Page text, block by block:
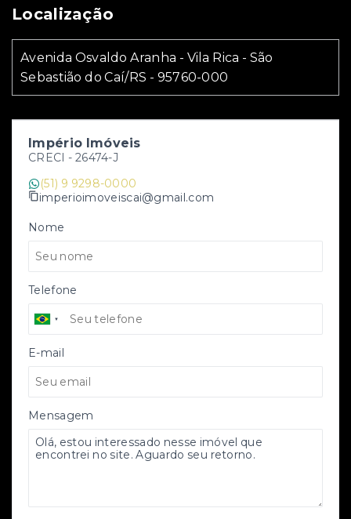
Império Imóveis
CRECI - 26474-J
(51) 9 9298-0000
imperioimoveiscai@gmail.com
Nome
Telefone
E-mail
Mensagem
Localização
Avenida Osvaldo Aranha - Vila Rica - São
Sebastião do Caí/RS - 95760-000